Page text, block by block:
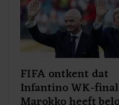
FIFA ontkent dat
Infantino WK-